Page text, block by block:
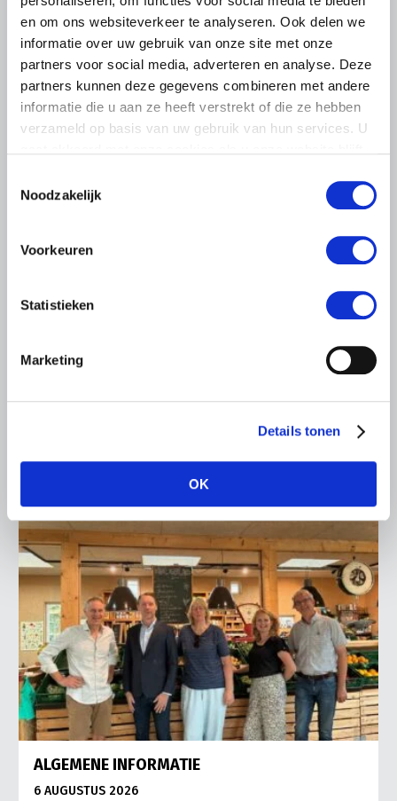
en om ons websiteverkeer te analyseren. Ook delen we
informatie over uw gebruik van onze site met onze
partners voor social media, adverteren en analyse. Deze
partners kunnen deze gegevens combineren met andere
informatie die u aan ze heeft verstrekt of die ze hebben
verzameld op basis van uw gebruik van hun services. U
Noodzakelijk
Voorkeuren
Statistieken
Marketing
Details tonen
OK
6 AUGUSTUS 2026
bezoekt melkveehouderij in
Súdwest-Fryslân
Maarten Goudzwaard (JA21) en beleidsmedewerker
Vries in It Heidenskip.
Lees meer
ALGEMENE INFORMATIE
6 AUGUSTUS 2026